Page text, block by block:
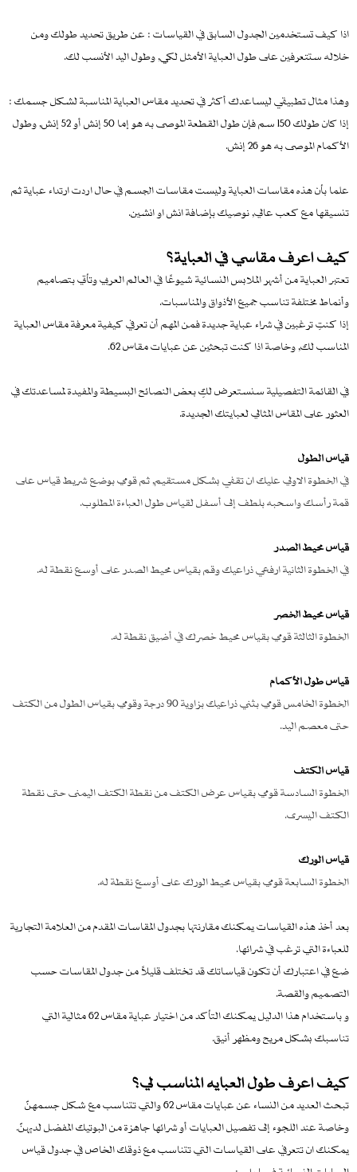
اذا كيف تستخدمين الجدول السابق في القياسات : عن طريق تحديد طولك ومن
خلاله ستتعرفين على طول العباية الأمثل لكي, وطول اليد الأنسب لك.
وهذا مثال تطبيقي ليساعدك أكثر في تحديد مقاس العباية المناسبة لشكل جسمك :
إذا كان طولك 150 سم فإن طول القطعة الموصى به هو إما 50 إنش أو 52 إنش, وطول
الأكمام الموصى به هو 26 إنش.
علما بأن هذه مقاسات العباية وليست مقاسات الجسم في حال اردت ارتداء عباية ثم
تنسيقها مع كعب عالي, نوصيك بإضافة انش او انشين.
كيف اعرف مقاسي في العباية؟
تعتبر العباية من أشهر الملابس النسائية شيوعًا في العالم العربي وتأتي بتصاميم
وأنماط مختلفة تناسب جميع الأذواق والمناسبات.
إذا كنتِ ترغبين في شراء عباية جديدة فمن المهم أن تعرفي كيفية معرفة مقاس العباية
المناسب لك, وخاصة اذا كنت تبحثين عن عبايات مقاس 62.
في القائمة التفصيلية سنستعرض لكِ بعض النصائح البسيطة والمفيدة لمساعدتك في
العثور على المقاس المثالي لعبايتك الجديدة.
قياس الطول
في الخطوة الاولي عليك ان تقفي بشكل مستقيم, ثم قومي بوضع شريط قياس على
قمة رأسك واسحبه بلطف إلى أسفل لقياس طول العباءة المطلوب.
قياس محيط الصدر
في الخطوة الثانية ارفعي ذراعيك وقم بقياس محيط الصدر على أوسع نقطة له.
قياس محيط الخصر
الخطوة الثالثة قومي بقياس محيط خصرك في أضيق نقطة له.
قياس طول الأكمام
الخطوة الخامس قومي بثني ذراعيك بزاوية 90 درجة وقومي بقياس الطول من الكتف
حتى معصم اليد.
قياس الكتف
الخطوة السادسة قومي بقياس عرض الكتف من نقطة الكتف اليمنى حتى نقطة
الكتف اليسرى.
قياس الورك
الخطوة السابعة قومي بقياس محيط الورك على أوسع نقطة له.
بعد أخذ هذه القياسات يمكنك مقارنتها بجدول المقاسات المقدم من العلامة التجارية
للعباءة التي ترغب في شرائها.
ضع في اعتبارك أن تكون قياساتك قد تختلف قليلاً من جدول المقاسات حسب
التصميم والقصة.
و باستخدام هذا الدليل يمكنك التأكد من اختيار عباية مقاس 62 مثالية التي
تناسبك بشكل مريح ومظهر أنيق.
كيف اعرف طول العبايه المناسب لي؟
تبحث العديد من النساء عن عبايات مقاس 62 والتي تتناسب مع شكل جسمهنّ
وخاصة عند اللجوء إلى تفصيل العبايات أو شرائها جاهزة من البوتيك المفضل لديهنّ.
يمكنك ان تتعرفي على القياسات التي تتناسب مع ذوقك الخاص في جدول قياس